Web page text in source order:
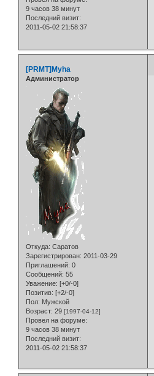
9 часов 38 минут
Последний визит:
2011-05-02 21:58:37
[PRMT]Myha
Администратор
Откуда: Саратов
Зарегистрирован: 2011-03-29
Приглашений: 0
Сообщений: 55
Уважение: [+0/-0]
Позитив: [+2/-0]
Пол: Мужской
Возраст: 29 [1997-04-12]
Провел на форуме:
9 часов 38 минут
Последний визит:
2011-05-02 21:58:37